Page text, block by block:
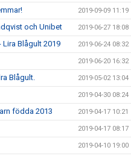
2019-09-09 11:19
och Unibet 2019-06-27 18:08
Blågult 2019 2019-06-24 08:32
2019-06-20 16:32
Blågult. 2019-05-02 13:04
2019-04-30 08:24
födda 2013 2019-04-17 10:21
2019-04-17 08:17
2019-04-10 19:00